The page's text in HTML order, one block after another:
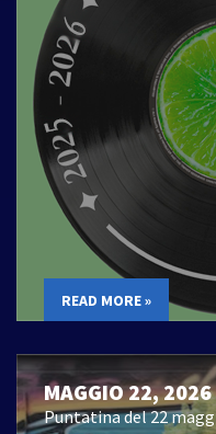
READ MORE »
MAGGIO 22, 2026
Puntatina del 22